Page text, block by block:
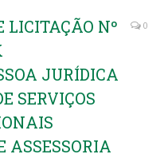
LICITAÇÃO Nº
JURÍDICA
SERVIÇOS
ASSESSORIA
0